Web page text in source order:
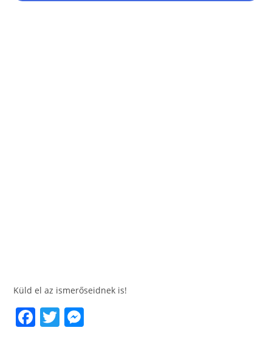
Küld el az ismerőseidnek is!
F T